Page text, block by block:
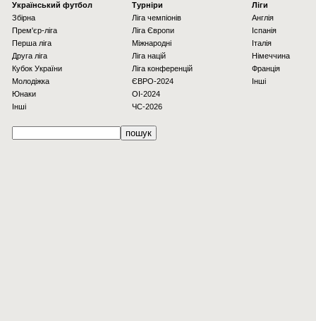
Українcький футбол
Збірна
Прем'єр-ліга
Перша ліга
Друга ліга
Кубок України
Молодіжка
Юнаки
Інші
Турніри
Ліга чемпіонів
Ліга Європи
Міжнародні
Ліга націй
Ліга конференцій
ЄВРО-2024
OI-2024
ЧС-2026
Ліги
Англія
Іспанія
Італія
Німеччина
Франція
Інші